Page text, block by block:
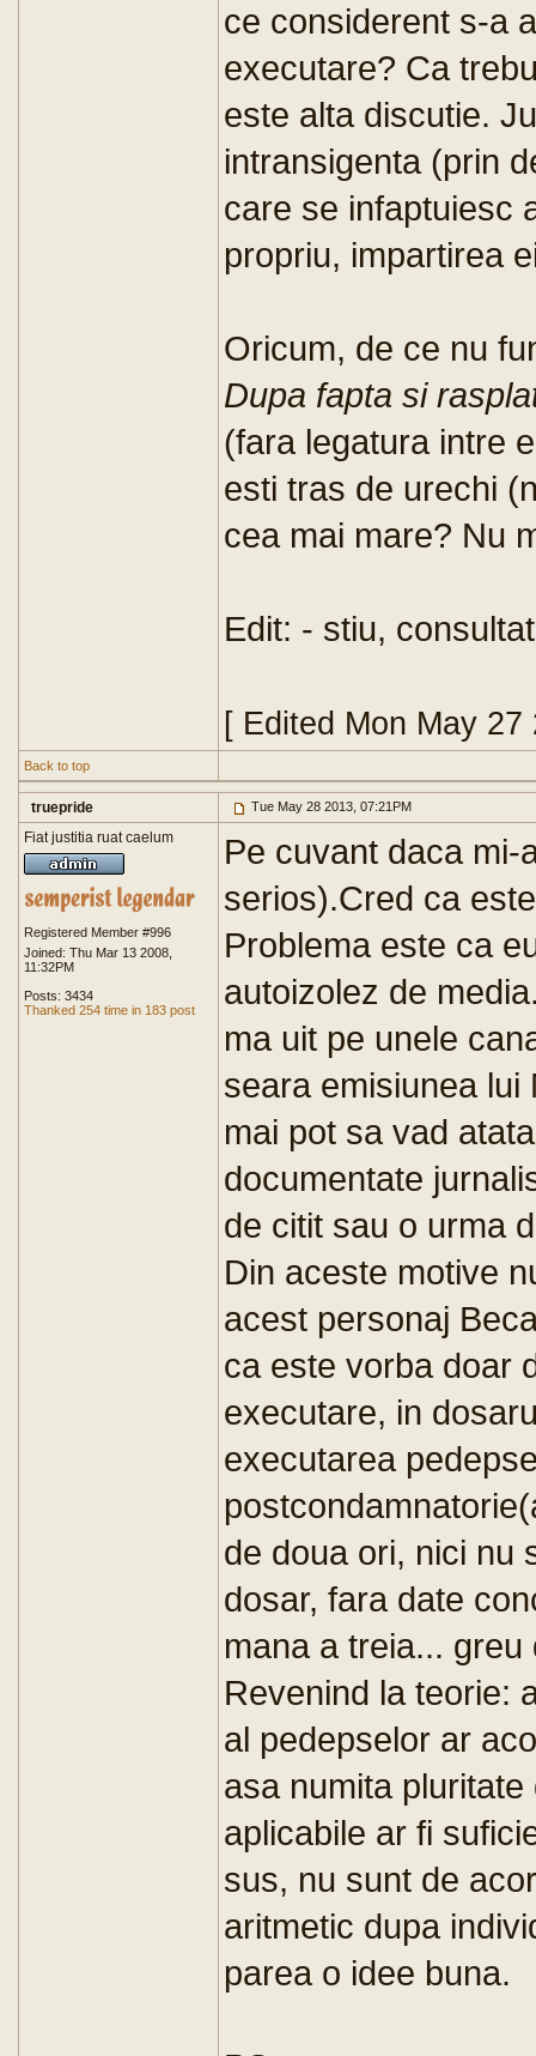
ce considerent s-a
executare? Ca
este alta discutie.
intransigenta (prin
care se infaptuiesc
propriu, impartirea
Oricum, de ce nu
Dupa fapta si
(fara legatura intre
esti tras de urechi
cea mai mare? Nu
Edit: - stiu,
[ Edited Mon May
Back to top
truepride Tue May 28 2013, 07:21PM
Fiat justitia ruat caelum
Registered Member #996
Joined: Thu Mar 13 2008,
11:32PM
Posts: 3434
Thanked 254 time in 183 post
Pe cuvant daca
serios).Cred ca
Problema este ca
autoizolez de
ma uit pe unele
seara emisiunea lui
mai pot sa vad
documentate
de citit sau o urma
Din aceste motive
acest personaj
ca este vorba doar
executare, in
executarea
de doua ori, nici nu
dosar, fara date
mana a treia... greu
Revenind la teorie:
al pedepselor ar
asa numita
aplicabile ar fi
sus, nu sunt de
aritmetic dupa
parea o idee buna.